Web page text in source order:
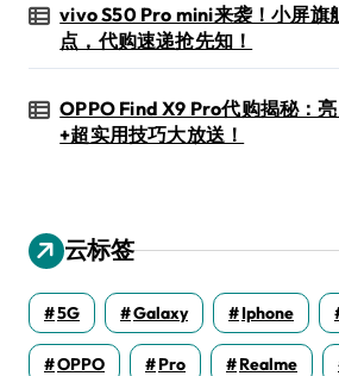
vivo S50 Pro mini来袭！小屏旗
点，代购速递抢先知！
OPPO Find X9 Pro代购揭秘：
+超实用技巧大放送！
云标签
5G Galaxy Iphone
OPPO Pro Realme